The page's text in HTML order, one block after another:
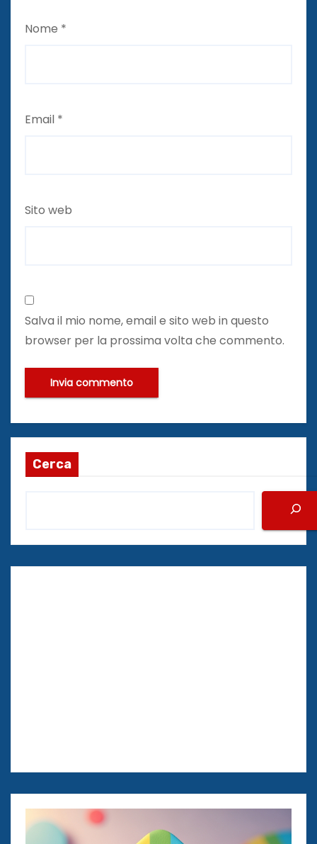
Nome *
Email *
Sito web
Salva il mio nome, email e sito web in questo
browser per la prossima volta che commento.
Cerca